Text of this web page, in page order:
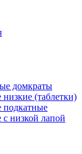
домкраты
(таблетки)
подкатные
низкой лапой